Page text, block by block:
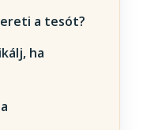
a tesót?
ha